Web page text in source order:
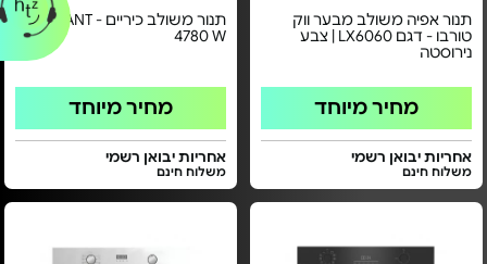
תנור אפיה משולב מבער ווק
טורבו - דגם LX6060 | צבע
נירוסטה
מחיר מיוחד
אחריות יבואן רשמי
משלוח חינם
תנור משולב כיריים - ELEGANT
4780 W
מחיר מיוחד
אחריות יבואן רשמי
משלוח חינם